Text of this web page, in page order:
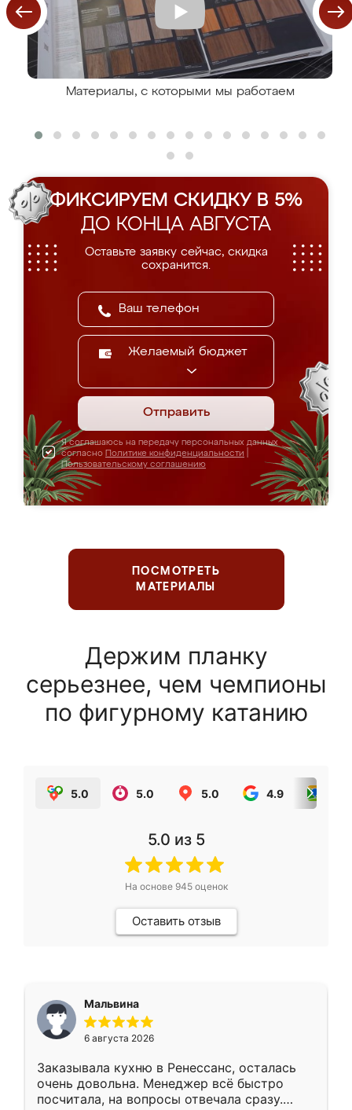
Материалы, с которыми мы работаем
ФИКСИРУЕМ СКИДКУ В 5%
ДО КОНЦА АВГУСТА
Оставьте заявку сейчас, скидка
сохранится.
Желаемый бюджет
Отправить
Я соглашаюсь на передачу персональных данных
согласно Политике конфиденциальности
Пользовательскому соглашению
ПОСМОТРЕТЬ
МАТЕРИАЛЫ
Держим планку
серьезнее, чем чемпионы
по фигурному катанию
5.0 5.0 5.0 4.9
5.0 из 5
На основе 945оценок
Оставить отзыв
Мальвина
6 августа 2026
Заказывала кухню в Ренессанс, осталась
очень довольна. Менеджер всё быстро
посчитала, на вопросы отвечала сразу.